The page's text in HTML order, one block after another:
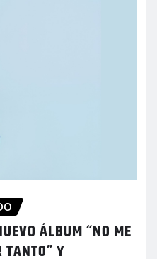
ÁLBUM “NO ME
TANTO” Y